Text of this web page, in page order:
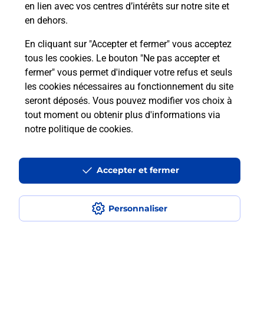
en lien avec vos centres d’intérêts sur notre site et
en dehors.
En cliquant sur "Accepter et fermer" vous acceptez
tous les cookies. Le bouton "Ne pas accepter et
fermer" vous permet d'indiquer votre refus et seuls
les cookies nécessaires au fonctionnement du site
seront déposés. Vous pouvez modifier vos choix à
tout moment ou obtenir plus d'informations via
notre politique de cookies.
Personnaliser
Accepter et fermer
Envoyer un colis
LEVALLOIS PERRET WILSON (92300) ? Découvrez
toutes les solutions proposées par La Poste.
En savoir plus
Quel est le prix d’une numérisation ?